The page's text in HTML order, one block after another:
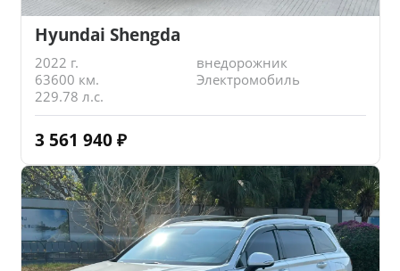
Hyundai Shengda
2022 г.
внедорожник
63600 км.
Электромобиль
229.78 л.с.
3 561 940 ₽